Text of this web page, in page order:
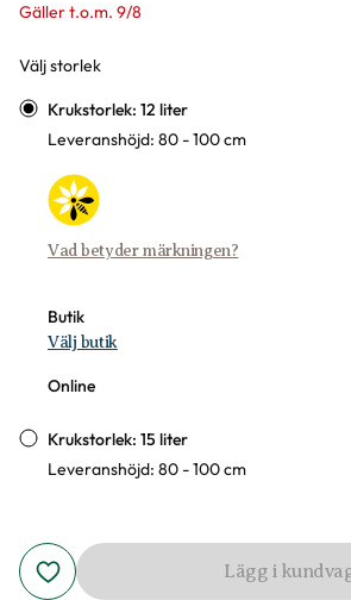
Gäller t.o.m. 9/8
Välj storlek
Varianter
Krukstorlek: 12 liter
Leveranshöjd: 80 - 100 cm
Vad betyder märkningen?
Butik
Välj butik
Online
Krukstorlek: 15 liter
Leveranshöjd: 80 - 100 cm
Lägg i